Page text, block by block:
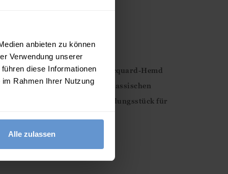
anbieten zu können
Verwendung unserer
diese Informationen
Rahmen Ihrer Nutzung
Alle zulassen
mit diesem kurzärmeligen Jacquard-Hemd
Interpretation des klassischen
romantisch – das perfekte Kleidungsstück für